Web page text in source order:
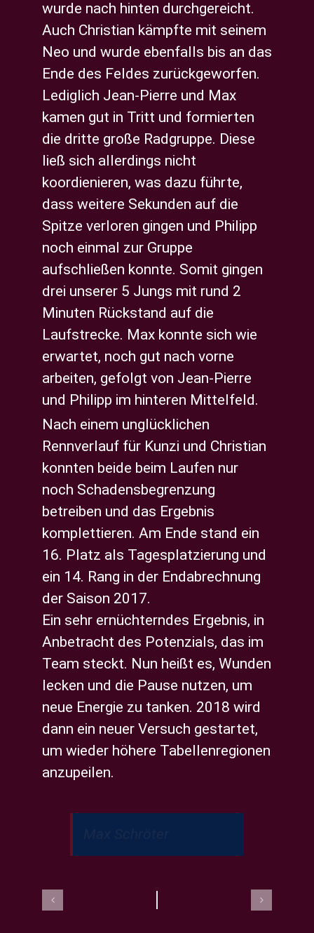
wurde nach hinten durchgereicht.
Auch Christian kämpfte mit seinem
Neo und wurde ebenfalls bis an das
Ende des Feldes zurückgeworfen.
Lediglich Jean-Pierre und Max
kamen gut in Tritt und formierten
die dritte große Radgruppe. Diese
ließ sich allerdings nicht
koordienieren, was dazu führte,
dass weitere Sekunden auf die
Spitze verloren gingen und Philipp
noch einmal zur Gruppe
aufschließen konnte. Somit gingen
drei unserer 5 Jungs mit rund 2
Minuten Rückstand auf die
Laufstrecke. Max konnte sich wie
erwartet, noch gut nach vorne
arbeiten, gefolgt von Jean-Pierre
und Philipp im hinteren Mittelfeld.
Nach einem unglücklichen
Rennverlauf für Kunzi und Christian
konnten beide beim Laufen nur
noch Schadensbegrenzung
betreiben und das Ergebnis
komplettieren. Am Ende stand ein
16. Platz als Tagesplatzierung und
ein 14. Rang in der Endabrechnung
der Saison 2017.
Ein sehr ernüchterndes Ergebnis, in
Anbetracht des Potenzials, das im
Team steckt. Nun heißt es, Wunden
lecken und die Pause nutzen, um
neue Energie zu tanken. 2018 wird
dann ein neuer Versuch gestartet,
um wieder höhere Tabellenregionen
anzupeilen.